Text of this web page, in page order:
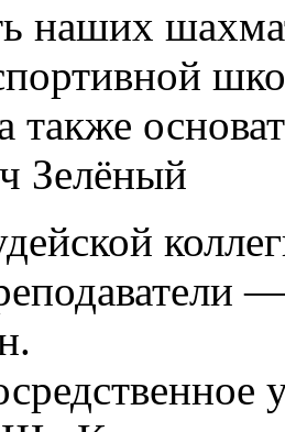
наших
также
Зелёный